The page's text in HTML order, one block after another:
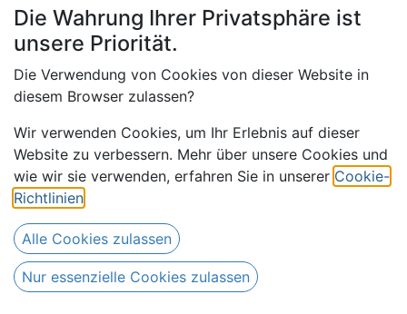
Drews Uni 804-haselnuss, 30
m
510,00€ Alle Preise inkl. MwSt.
Versandkosten
Die Wahrung Ihrer Privatsphäre ist
unsere Priorität.
Die Verwendung von Cookies von dieser Website in
diesem Browser zulassen?
Wir verwenden Cookies, um Ihr Erlebnis auf dieser
Website zu verbessern. Mehr über unsere Cookies und
wie wir sie verwenden, erfahren Sie in unserer Cookie-
Richtlinien
Alle Cookies zulassen
Nur essenzielle Cookies zulassen